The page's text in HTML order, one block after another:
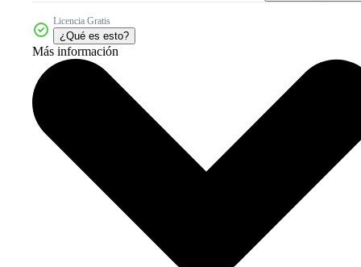
Licencia Gratis
¿Qué es esto?
Más información